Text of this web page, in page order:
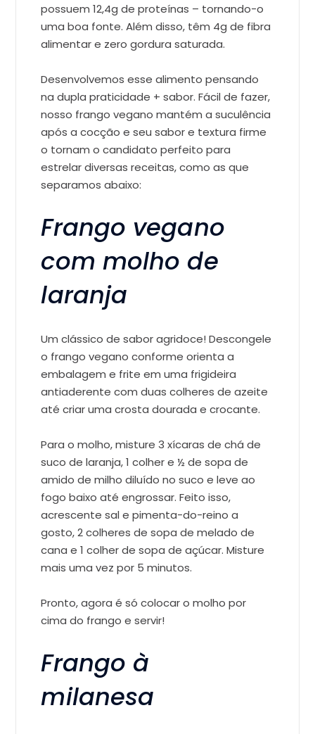
possuem 12,4g de proteínas – tornando-o
uma boa fonte. Além disso, têm 4g de fibra
alimentar e zero gordura saturada.
Desenvolvemos esse alimento pensando
na dupla praticidade + sabor. Fácil de fazer,
nosso frango vegano mantém a suculência
após a cocção e seu sabor e textura firme
o tornam o candidato perfeito para
estrelar diversas receitas, como as que
separamos abaixo:
Frango vegano
com molho de
laranja
Um clássico de sabor agridoce! Descongele
o frango vegano conforme orienta a
embalagem e frite em uma frigideira
antiaderente com duas colheres de azeite
até criar uma crosta dourada e crocante.
Para o molho, misture 3 xícaras de chá de
suco de laranja, 1 colher e ½ de sopa de
amido de milho diluído no suco e leve ao
fogo baixo até engrossar. Feito isso,
acrescente sal e pimenta-do-reino a
gosto, 2 colheres de sopa de melado de
cana e 1 colher de sopa de açúcar. Misture
mais uma vez por 5 minutos.
Pronto, agora é só colocar o molho por
cima do frango e servir!
Frango à
milanesa